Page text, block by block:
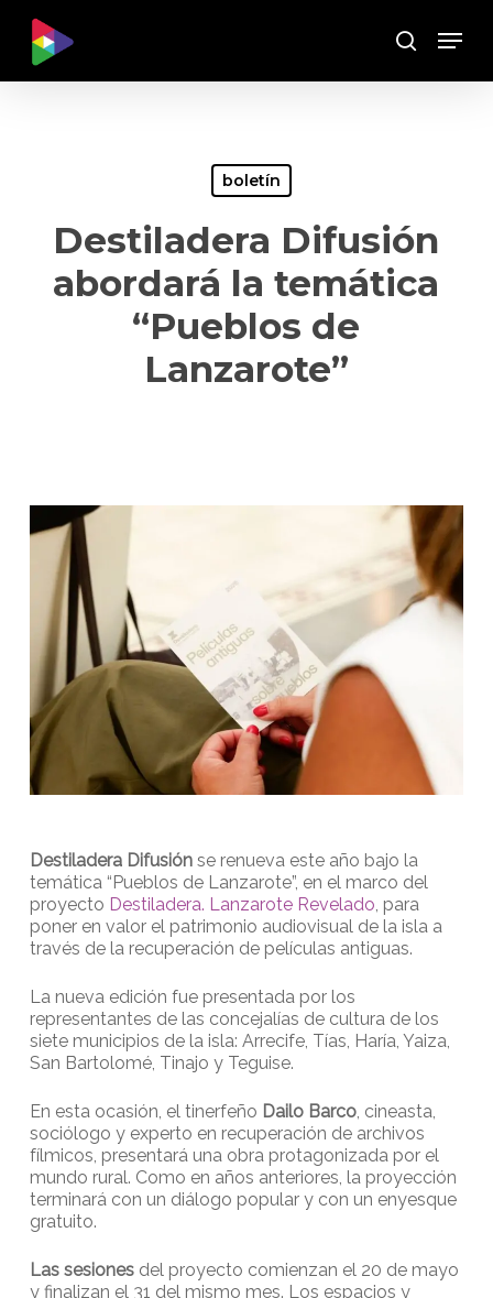
main
Buscar
Menu
boletín
Destiladera Difusión
abordará la temática
“Pueblos de
Lanzarote”
Destiladera Difusiónse renueva este año bajo la
temática “Pueblos de Lanzarote”, en el marco del
proyecto Destiladera. Lanzarote Revelado, para
poner en valor el patrimonio audiovisual de la isla a
través de la recuperación de películas antiguas.
La nueva edición fue presentada por los
representantes de las concejalías de cultura de los
siete municipios de la isla: Arrecife, Tías, Haría, Yaiza,
San Bartolomé, Tinajo y Teguise.
En esta ocasión, el tinerfeño Dailo Barco, cineasta,
sociólogo y experto en recuperación de archivos
fílmicos, presentará una obra protagonizada por el
mundo rural. Como en años anteriores, la proyección
terminará con un diálogo popular y con un enyesque
gratuito.
Las sesiones del proyecto comienzan el 20 de mayo
y finalizan el 31 del mismo mes. Los espacios y